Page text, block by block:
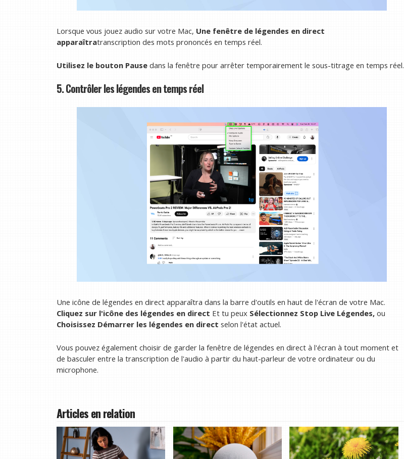
Lorsque vous jouez audio sur votre Mac, Une fenêtre de légendes en direct
apparaîtratranscription des mots prononcés en temps réel.
Utilisez le bouton Pause dans la fenêtre pour arrêter temporairement le sous-titrage en temps réel.
5. Contrôler les légendes en temps réel
Une icône de légendes en direct apparaîtra dans la barre d'outils en haut de l'écran de votre Mac.
Cliquez sur l'icône des légendes en direct Et tu peux Sélectionnez Stop Live Légendes, ou
Choisissez Démarrer les légendes en direct selon l'état actuel.
Vous pouvez également choisir de garder la fenêtre de légendes en direct à l'écran à tout moment et
de basculer entre la transcription de l'audio à partir du haut-parleur de votre ordinateur ou du
microphone.
Articles en relation